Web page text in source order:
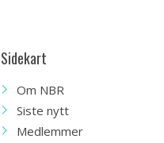
Sidekart
Om NBR
Siste nytt
Medlemmer